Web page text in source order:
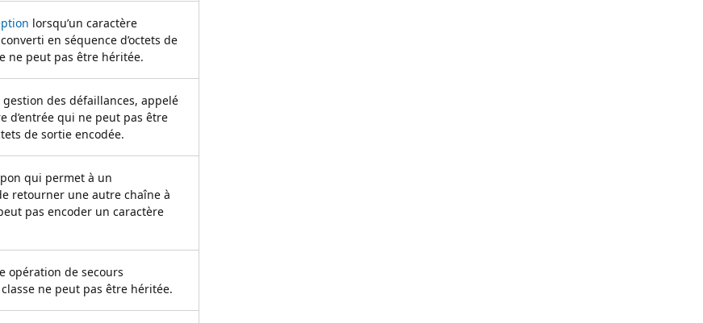
lorsqu’un caractère
en séquence d’octets de
ne peut pas être héritée.
des défaillances, appelé
d’entrée qui ne peut pas être
de sortie encodée.
qui permet à un
retourner une autre chaîne à
pas encoder un caractère
opération de secours
ne peut pas être héritée.